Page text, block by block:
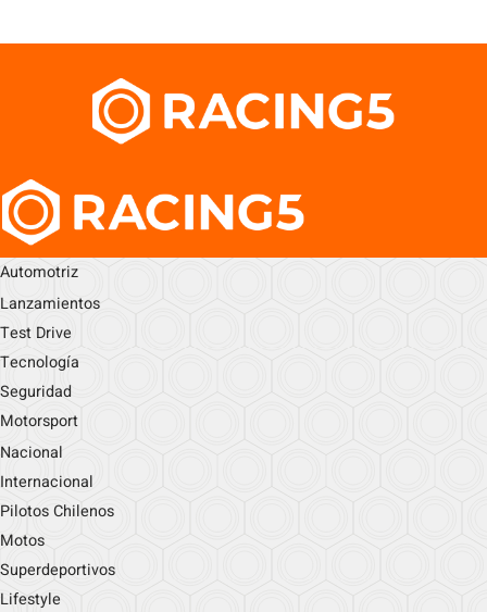
Automotriz
Lanzamientos
Test Drive
Tecnología
Seguridad
Motorsport
Nacional
Internacional
Pilotos Chilenos
Motos
Superdeportivos
Lifestyle